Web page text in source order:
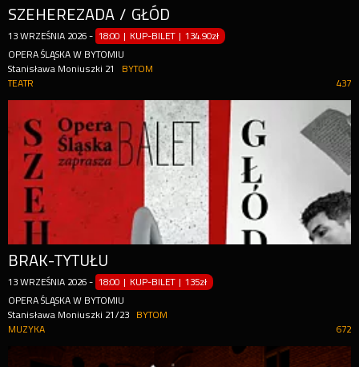
SZEHEREZADA / GŁÓD
13 WRZEŚNIA 2026 - 18:00 | KUP-BILET |134.90zł
OPERA ŚLĄSKA W BYTOMIU
Stanisława Moniuszki 21
BYTOM
437
TEATR
BRAK-TYTUŁU
13 WRZEŚNIA 2026 - 18:00 | KUP-BILET |135zł
OPERA ŚLĄSKA W BYTOMIU
Stanisława Moniuszki 21/23
BYTOM
672
MUZYKA